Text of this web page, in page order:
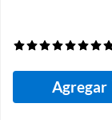
Agregar